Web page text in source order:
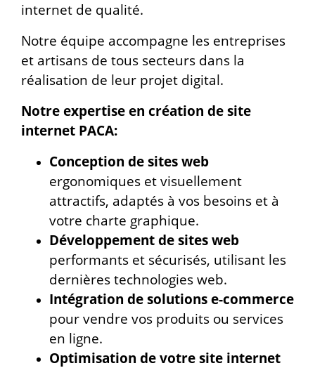
internet de qualité.
Notre équipe accompagne les entreprises
et artisans de tous secteurs dans la
réalisation de leur projet digital.
Notre expertise en création de site
internet PACA:
Conception de sites web
ergonomiques et visuellement
attractifs, adaptés à vos besoins et à
votre charte graphique.
Développement de sites web
performants et sécurisés, utilisant les
dernières technologies web.
Intégration de solutions e-commerce
pour vendre vos produits ou services
en ligne.
Optimisation de votre site internet